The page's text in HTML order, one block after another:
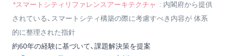
*スマートシティリファレンスアーキテクチャ : 内閣府から提供
されている、スマートシティ構築の際に考慮すべき内容が 体系
的に整理された指針
約60年の経験に基づいて、課題解決策を提案